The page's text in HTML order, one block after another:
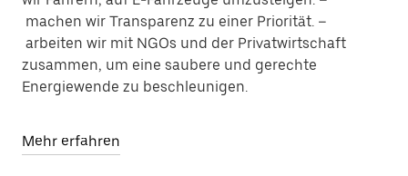
machen wir Transparenz zu einer Priorität. –
arbeiten wir mit NGOs und der Privatwirtschaft
zusammen, um eine saubere und gerechte
Energiewende zu beschleunigen.
Mehr erfahren